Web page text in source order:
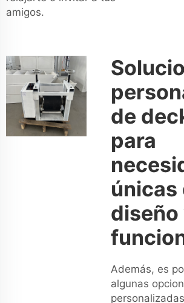
amigos.
de
para
únicas
diseño
Además, es
algunas